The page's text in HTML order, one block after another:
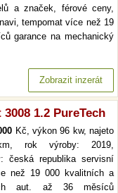
a značek, férové ceny,
tempomat více než 19
garance na mechanický
Zobrazit inzerát
3008 1.2 PureTech
Kč, výkon 96 kw, najeto
rok výroby: 2019,
česká republika servisní
než 19 000 kvalitních a
aut. až 36 měsíců